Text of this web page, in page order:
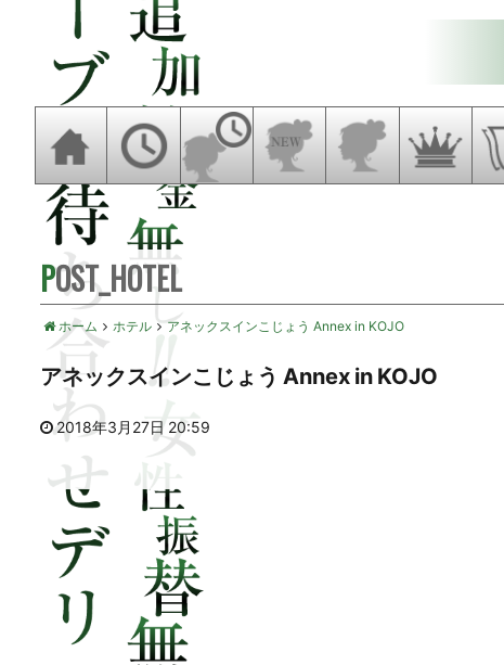
POST_HOTEL
ホーム ホテル アネックスインこじょう Annex in KOJO
アネックスインこじょう Annex in KOJO
2018年3月27日 20:59